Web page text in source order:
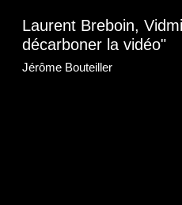
Laurent Breboin,
décarboner la vidéo"
Jérôme Bouteiller